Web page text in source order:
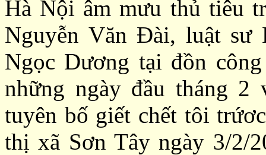
Hà Nội âm mưu thủ tiêu
Nguyễn Văn Đài, luật sư
Ngọc Dương tại đồn
những ngày đầu tháng
tuyên bố giết chết tôi
thị xã Sơn Tây ngày 3/2/